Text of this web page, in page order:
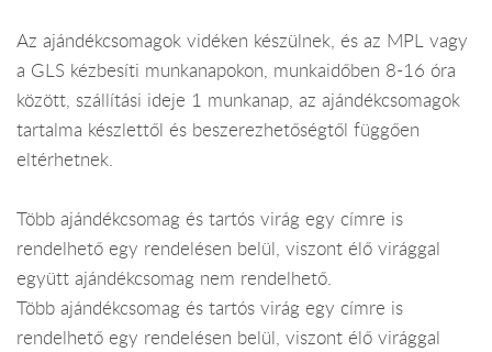
Az ajándékcsomagok vidéken készülnek, és az MPL vagy
a GLS kézbesíti munkanapokon, munkaidőben 8-16 óra
között, szállítási ideje 1 munkanap, az ajándékcsomagok
tartalma készlettől és beszerezhetőségtől függően
eltérhetnek.
Több ajándékcsomag és tartós virág egy címre is
rendelhető egy rendelésen belül, viszont élő virággal
együtt ajándékcsomag nem rendelhető.
Több ajándékcsomag és tartós virág egy címre is
rendelhető egy rendelésen belül, viszont élő virággal